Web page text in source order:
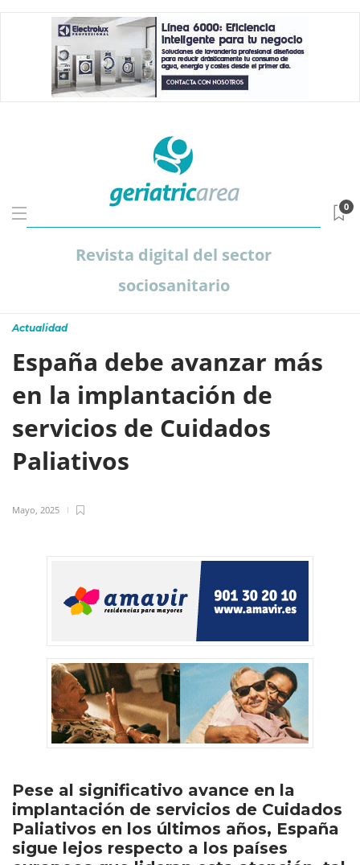
Revista digital del sector
sociosanitario
0
Actualidad
España debe avanzar más
en la implantación de
servicios de Cuidados
Paliativos
Mayo, 2025
Pese al significativo avance en la
implantación de servicios de Cuidados
Paliativos en los últimos años, España
sigue lejos respecto a los países